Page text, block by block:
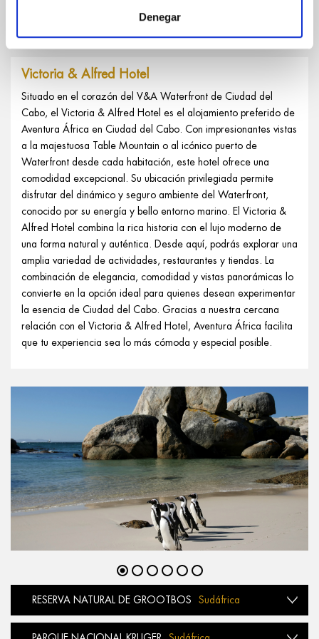
Denegar
Este viaje te permitirá descubrir lo mejor de Ciudad del Cabo
creando recuerdos para mantener toda la vida.
Victoria & Alfred Hotel
Situado en el corazón del V&A Waterfront de Ciudad del
Cabo, el Victoria & Alfred Hotel es el alojamiento preferido de
Aventura África en Ciudad del Cabo. Con impresionantes vistas
a la majestuosa Table Mountain o al icónico puerto de
Waterfront desde cada habitación, este hotel ofrece una
comodidad excepcional. Su ubicación privilegiada permite
disfrutar del dinámico y seguro ambiente del Waterfront,
conocido por su energía y bello entorno marino. El Victoria &
Alfred Hotel combina la rica historia con el lujo moderno de
una forma natural y auténtica. Desde aquí, podrás explorar una
amplia variedad de actividades, restaurantes y tiendas. La
combinación de elegancia, comodidad y vistas panorámicas lo
convierte en la opción ideal para quienes desean experimentar
la esencia de Ciudad del Cabo. Gracias a nuestra cercana
relación con el Victoria & Alfred Hotel, Aventura África facilita
que tu experiencia sea lo más cómoda y especial posible.
RESERVA NATURAL DE GROOTBOS Sudáfrica